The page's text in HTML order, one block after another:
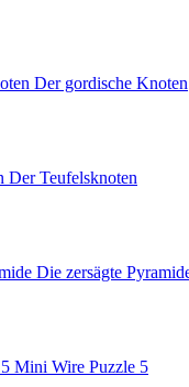
Der gordische Knoten
Der Teufelsknoten
Die zersägte
Mini Wire Puzzle 5